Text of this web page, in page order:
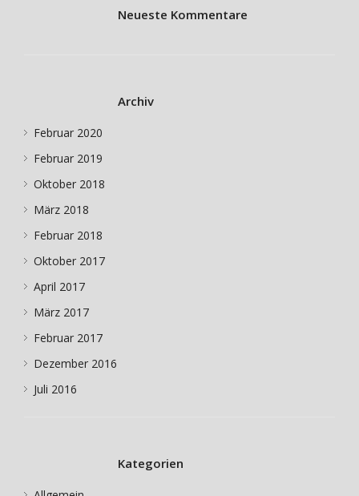
Neueste Kommentare
Archiv
Februar 2020
Februar 2019
Oktober 2018
März 2018
Februar 2018
Oktober 2017
April 2017
März 2017
Februar 2017
Dezember 2016
Juli 2016
Kategorien